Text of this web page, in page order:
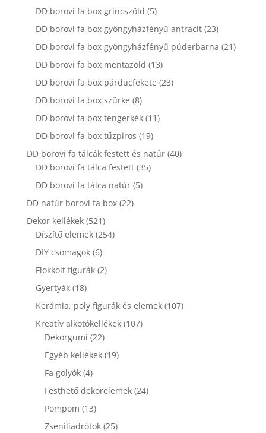
termék
DD borovi fa box grincszöld 55
termék
DD borovi fa box gyöngyházfényű antracit 2323
termék
DD borovi fa box gyöngyházfényű púderbarna 2121
DD borovi fa box mentazöld 1313
termék
DD borovi fa box párducfekete 2323
DD borovi fa box szürke 88
termék
DD borovi fa box tengerkék 1111
DD borovi fa box tűzpiros 1919
termék
DD borovi fa tálcák festett és natúr 4040
DD borovi fa tálca festett 3535
DD borovi fa tálca natúr 55
DD natúr borovi fa box 2222
Dekor kellékek 521521
termék
Díszítő elemek 254254
DIY csomagok 66
termék
Flokkolt figurák 22
Gyertyák 1818
termék
Kerámia, poly figurák és elemek 107107
Kreatív alkotókellékek 107107
Dekorgumi 2222
termék
Egyéb kellékek 1919
Fa golyók 44
termék
Festhető dekorelemek 2424
Pompom 1313
termék
Zseníliadrótok 2525